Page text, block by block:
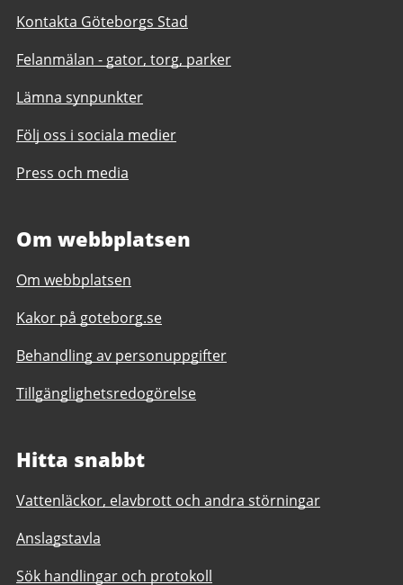
Kontakta Göteborgs Stad
Felanmälan - gator, torg, parker
Lämna synpunkter
Följ oss i sociala medier
Press och media
Om webbplatsen
Om webbplatsen
Kakor på goteborg.se
Behandling av personuppgifter
Tillgänglighetsredogörelse
Hitta snabbt
Vattenläckor, elavbrott och andra störningar
Anslagstavla
Sök handlingar och protokoll